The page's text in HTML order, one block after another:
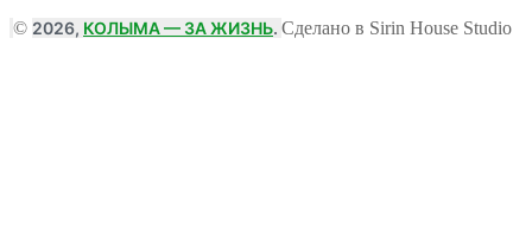
© 2026, КОЛЫМА — ЗА ЖИЗНЬ. Сделано в Sirin House Studio